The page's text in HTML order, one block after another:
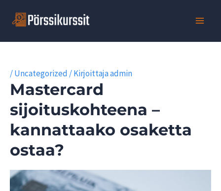
sisältöön
/Uncategorized / Kirjoittajaadmin
Mastercard
sijoituskohteena –
kannattaako osaketta
ostaa?